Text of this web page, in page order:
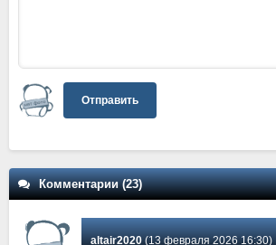
Отправить
Комментарии (23)
altair2020(13 февраля 2026 16:30) Сообщение #22